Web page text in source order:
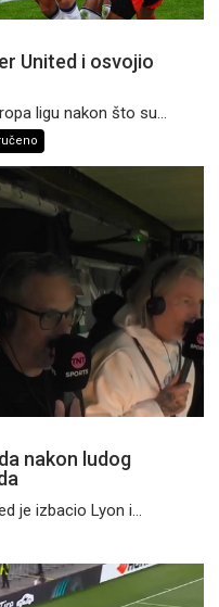
United i osvojio
ligu nakon što su...
nakon ludog
je izbacio Lyon i...